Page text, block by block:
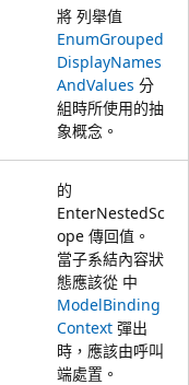
將 列舉值
EnumGrouped
DisplayNames
AndValues 分
組時所使用的抽
象概念。
的
EnterNestedSc
ope 傳回值。
當子系結內容狀
態應該從 中
ModelBinding
Context 彈出
時，應該由呼叫
端處置。